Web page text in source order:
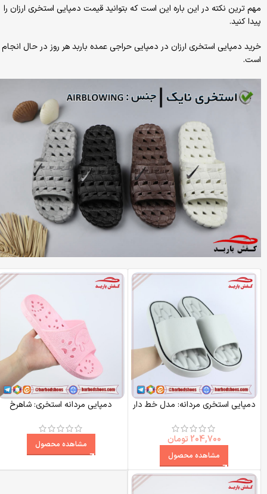
مهم ترین نکته در این باره این است که بتوانید قیمت دمپایی استخری ارزان را
پیدا کنید.
خرید دمپایی استخری ارزان در دمپایی حراجی عمده باربد هر روز در حال انجام
است.
دمپایی استخری مردانه: مدل خط دار
204,700 تومان
مشاهده محصول
دمپایی مردانه استخری: شاهرخ
مشاهده محصول